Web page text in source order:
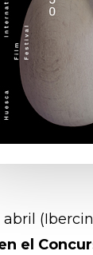
abril
el